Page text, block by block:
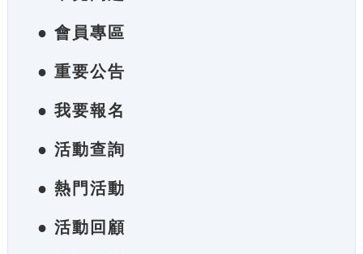
● 會員專區
● 重要公告
● 我要報名
● 活動查詢
● 熱門活動
● 活動回顧